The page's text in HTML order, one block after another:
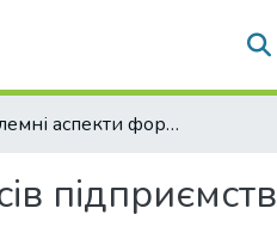
Проблемні аспекти формування фінансових ресурсів підприємств
підприємств